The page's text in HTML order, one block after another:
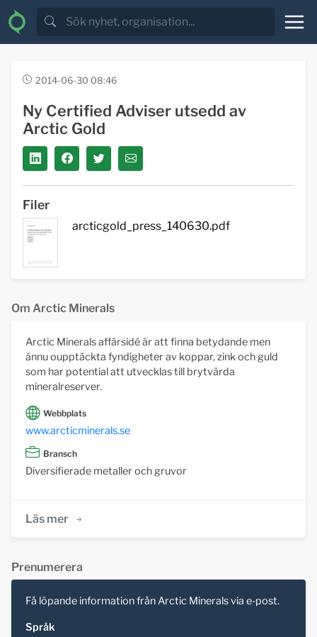
2014-06-30 08:46
Ny Certified Adviser utsedd av
Arctic Gold
Filer
arcticgold_press_140630.pdf
Om Arctic Minerals
Arctic Minerals affärsidé är att finna betydande men
ännu oupptäckta fyndigheter av koppar, zink och guld
som har potential att utvecklas till brytvärda
mineralreserver.
Webbplats
www.arcticminerals.se
Bransch
Diversifierade metaller och gruvor
Läs mer
Prenumerera
Få löpande information från Arctic Minerals via e-post.
Språk